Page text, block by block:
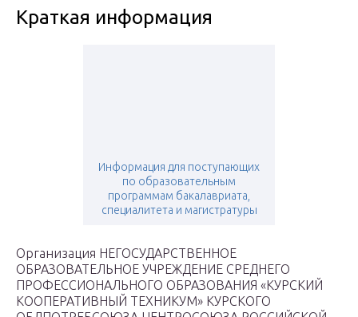
Краткая информация
Информация для поступающих
по образовательным
программам бакалавриата,
специалитета и магистратуры
Организация НЕГОСУДАРСТВЕННОЕ
ОБРАЗОВАТЕЛЬНОЕ УЧРЕЖДЕНИЕ СРЕДНЕГО
ПРОФЕССИОНАЛЬНОГО ОБРАЗОВАНИЯ «КУРСКИЙ
КООПЕРАТИВНЫЙ ТЕХНИКУМ» КУРСКОГО